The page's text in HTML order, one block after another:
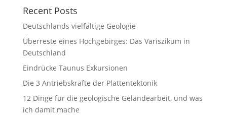
Recent Posts
Deutschlands vielfältige Geologie
Überreste eines Hochgebirges: Das Variszikum in
Deutschland
Eindrücke Taunus Exkursionen
Die 3 Antriebskräfte der Plattentektonik
12 Dinge für die geologische Geländearbeit, und was
ich damit mache